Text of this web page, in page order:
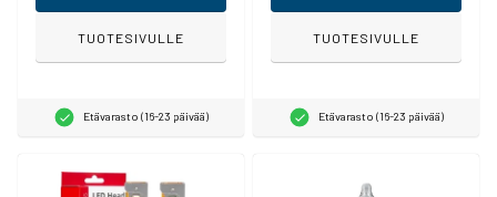
TUOTESIVULLE
Etävarasto (16-23 päivää)
TUOTESIVULLE
Etävarasto (16-23 päivää)